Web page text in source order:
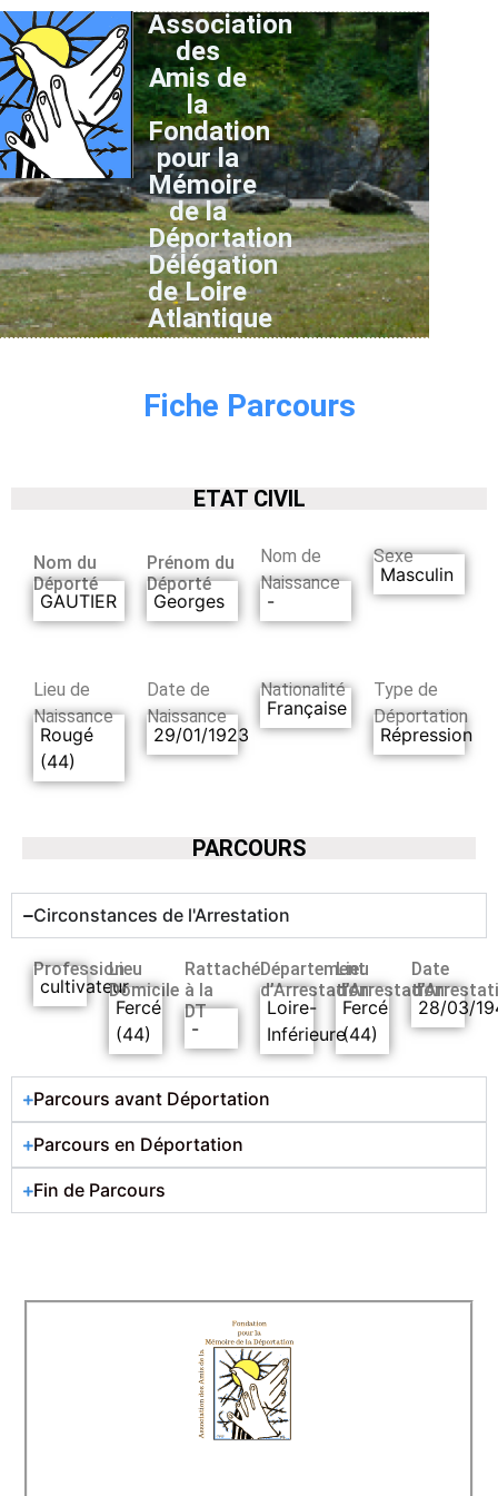
Association
des
Amis de
la
Fondation
pour la
Mémoire
de la
Déportation
Délégation
de Loire
Atlantique
Fiche Parcours
ETAT CIVIL
Nom du
Déporté
GAUTIER
Prénom du
Déporté
Georges
Nom de
Naissance
-
Sexe
Masculin
Lieu de
Naissance
Rougé
(44)
Date de
Naissance
29/01/1923
Nationalité
Française
Type de
Déportation
Répression
PARCOURS
Circonstances de l'Arrestation
Profession
cultivateur
Lieu
Domicile
Fercé
(44)
Rattaché
à la
DT
-
Département
d’Arrestation
Loire-
Inférieure
Lieu
d’Arrestation
Fercé
(44)
Date
28/03/
Parcours avant Déportation
Parcours en Déportation
Fin de Parcours